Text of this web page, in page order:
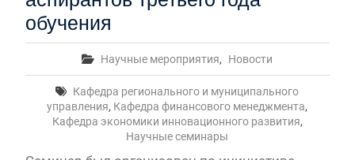
обучения
Научные мероприятия, Новости
Кафедра регионального и муниципального
управления, Кафедра финансового менеджмента,
Кафедра экономики инновационного развития,
Научные семинары